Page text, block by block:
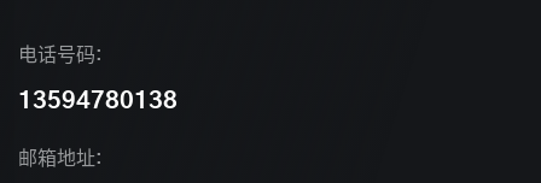
电话号码:
13594780138
邮箱地址: